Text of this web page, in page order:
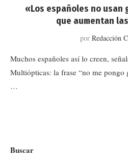
«Los españoles no usan
que aumentan
por Redacción
Muchos españoles así lo creen,
Multiópticas: la frase “no me pongo
…
Buscar